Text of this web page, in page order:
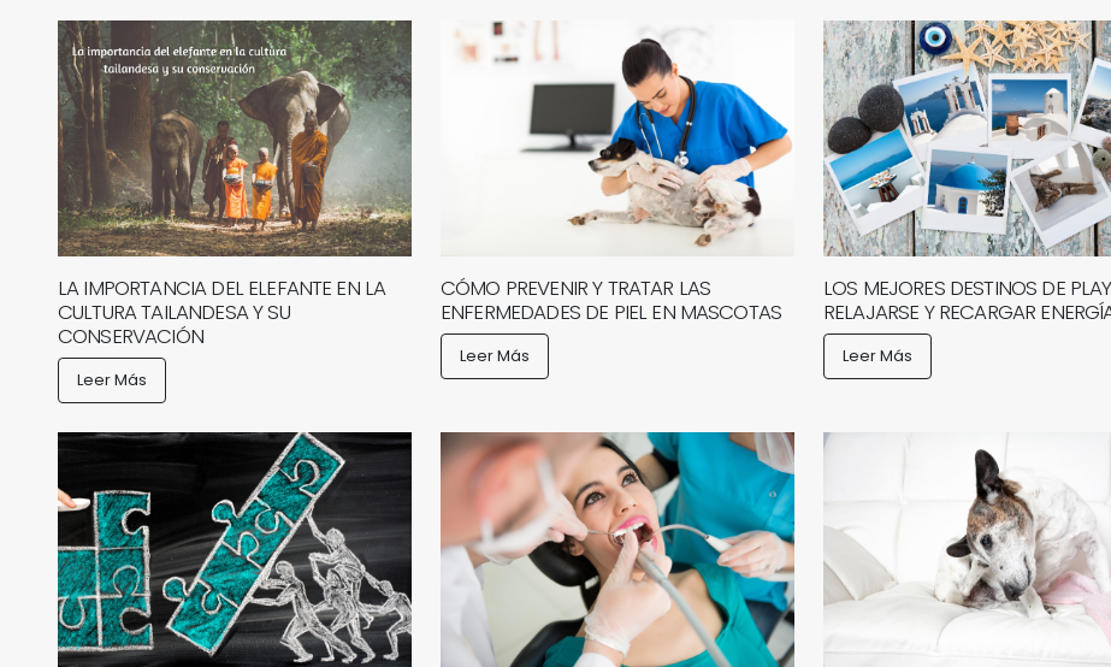
LA IMPORTANCIA DEL ELEFANTE EN LA
CULTURA TAILANDESA Y SU
CONSERVACIÓN
Leer Más
CÓMO PREVENIR Y TRATAR LAS
ENFERMEDADES DE PIEL EN MASCOTAS
Leer Más
LOS MEJORES DESTINOS DE
RELAJARSE Y RECARGAR
Leer Más